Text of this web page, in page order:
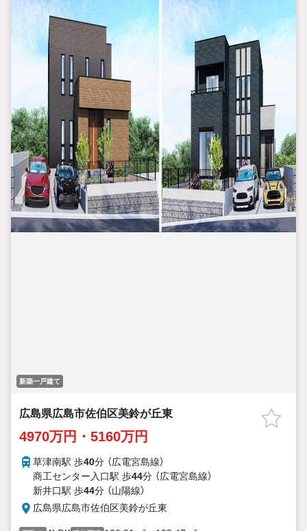
新築一戸建て
広島県広島市佐伯区美鈴が丘東
4970万円・5160万円
草津南駅 歩40分 （広電宮島線）
商工センター入口駅 歩44分 （広電宮島線）
新井口駅 歩44分 （山陽線）
広島県広島市佐伯区美鈴が丘東